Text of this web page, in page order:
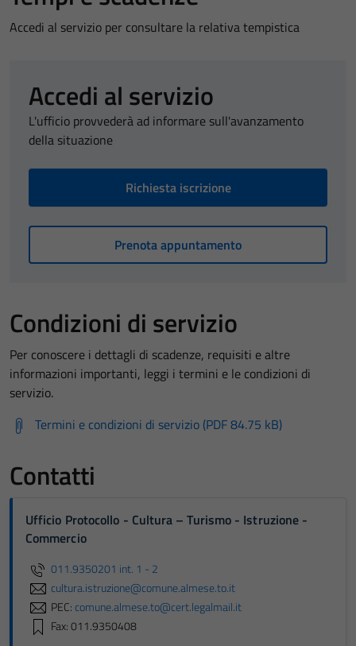
Accedi al servizio per consultare la relativa tempistica
Accedi al servizio
L'ufficio provvederà ad informare sull'avanzamento
della situazione
Richiesta iscrizione
Prenota appuntamento
Condizioni di servizio
Per conoscere i dettagli di scadenze, requisiti e altre
informazioni importanti, leggi i termini e le condizioni di
servizio.
Termini e condizioni di servizio (PDF 84.75 kB)
Contatti
Ufficio Protocollo - Cultura – Turismo - Istruzione -
Commercio
011.9350201 int. 1 - 2
cultura.istruzione@comune.almese.to.it
PEC:comune.almese.to@cert.legalmail.it
Fax: 011.9350408